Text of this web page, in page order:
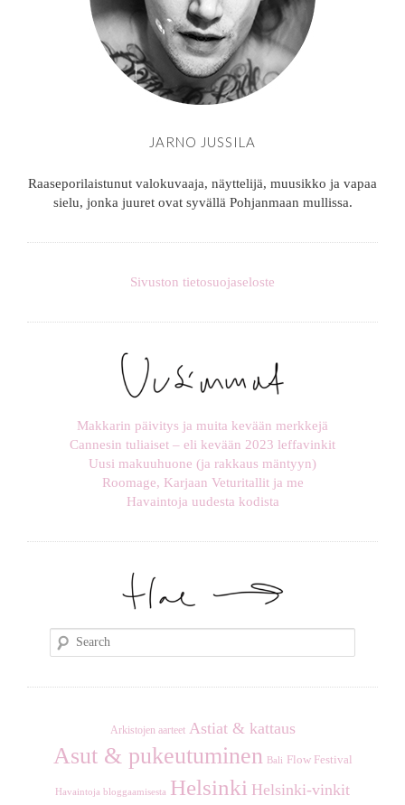
JARNO JUSSILA
Raaseporilaistunut valokuvaaja, näyttelijä, muusikko ja vapaa
sielu, jonka juuret ovat syvällä Pohjanmaan mullissa.
Sivuston tietosuojaseloste
Makkarin päivitys ja muita kevään merkkejä
Cannesin tuliaiset – eli kevään 2023 leffavinkit
Uusi makuuhuone (ja rakkaus mäntyyn)
Roomage, Karjaan Veturitallit ja me
Havaintoja uudesta kodista
e
Arkistojen aarteet Astiat & kattaus
Asut & pukeutuminen Bali Flow Festival
Havaintoja bloggaamisesta Helsinki Helsinki-vinkit